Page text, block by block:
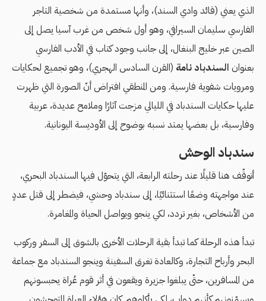
الذي يعني (قائد وادي السند)، وأنها مستمدة من شخصية التاجر
الفارسي سليمان السيرافي، وهو أول شخص من غرب آسيا يصل إلى
الصين عبر خليج البنغال، إلى جانب وجود كتاب في الأدب الفارسي
بعنوان السندباد نامة (القرن السادس الهجري)، وهو تجميع لحكايات
ومرويات شفوية فارسية. ومن المنطقي افتراض أنّ الصورة التي ظهرت
عليها حكايات السندباد في الليالي مزجت آثارًا وملامح عديدة، عربية
وفارسية، بل بعضها يمتد نسبه بوضوح إلى الأوديسة اليونانية.
سندباد الوحش
أتوقّف هنا قليلًا عند رحلته الرابعة، التي يتحوّل فيها السندباد البحري،
عند مواجهته وضعًا استثنائيًا، إلى سندباد وحشي، فيضطر إلى قتل عددٍ
من الأشخاص، بغير تردد، لكي ينجو ويواصل الحياة والمغامرة.
تبدأ هذه الرحلة كما تبدأ بقية الرحلات الأخرى بالشوق إلى السفر وركوب
البحر وأرباح التجارة، وكالعادة تغرق السفينة وينجو السندباد مع جماعة
من المسافرين، حتّى يبلغوا جزيرة ويقعون في أثر قوم عُراة يحبسونهم